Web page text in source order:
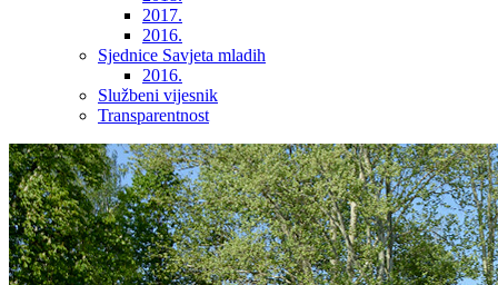
2017.
2016.
Sjednice Savjeta mladih
2016.
Službeni vijesnik
Transparentnost